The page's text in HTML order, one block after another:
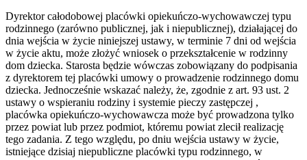
Dyrektor całodobowej placówki opiekuńczo-wychowawczej typu
rodzinnego (zarówno publicznej, jak i niepublicznej), działającej do
dnia wejścia w życie niniejszej ustawy, w terminie 7 dni od wejścia
w życie aktu, może złożyć wniosek o przekształcenie w rodzinny
dom dziecka. Starosta będzie wówczas zobowiązany do podpisania
z dyrektorem tej placówki umowy o prowadzenie rodzinnego domu
dziecka. Jednocześnie wskazać należy, że, zgodnie z art. 93 ust. 2
ustawy o wspieraniu rodziny i systemie pieczy zastępczej ,
placówka opiekuńczo-wychowawcza może być prowadzona tylko
przez powiat lub przez podmiot, któremu powiat zlecił realizację
tego zadania. Z tego względu, po dniu wejścia ustawy w życie,
istniejące dzisiaj niepubliczne placówki typu rodzinnego, w